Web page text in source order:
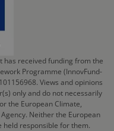
has received funding from the
Programme (InnovFund-
Views and opinions
only and do not necessarily
the European Climate,
Neither the European
held responsible for them.